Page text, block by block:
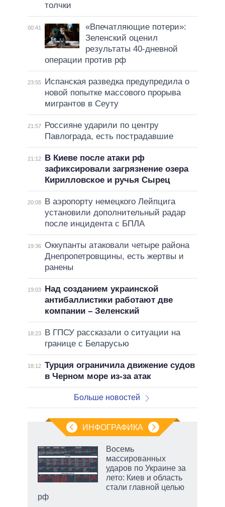
толчки
00:41
«Впечатляющие потери»:
Зеленский оценил
результаты 40-дневной
операции против рф
23:55
Испанская разведка предупредила о
новой попытке массового прорыва
мигрантов в Сеуту
21:57
Россияне ударили по центру
Павлограда, есть пострадавшие
21:12
В Киеве после атаки рф
зафиксировали загрязнение озера
Кирилловское и ручья Сырец
20:08
В аэропорту немецкого Лейпцига
установили дополнительный радар
после инцидента с БПЛА
19:36 Оккупанты атаковали четыре района
Днепропетровщины, есть жертвы и
ранены
19:03
Над созданием украинской
антибаллистики работают две
компании – Зеленский
18:23
В ГПСУ рассказали о ситуации на
границе с Беларусью
18:12 Турция ограничила движение судов
в Черном море из-за атак
Больше новостей
ИНФОГРАФИКА
Восемь
массированных
ударов по Украине за
лето: Киев и область
стали главной целью
рф